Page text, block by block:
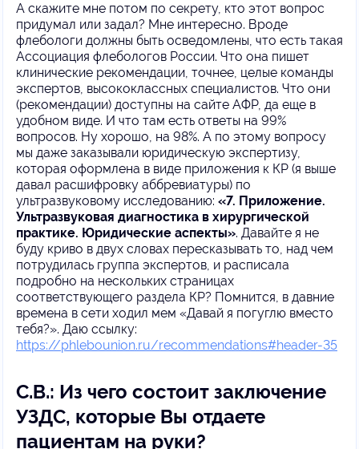
А скажите мне потом по секрету, кто этот вопрос
придумал или задал? Мне интересно. Вроде
флебологи должны быть осведомлены, что есть такая
Ассоциация флебологов России. Что она пишет
клинические рекомендации, точнее, целые команды
экспертов, высококлассных специалистов. Что они
(рекомендации) доступны на сайте АФР, да еще в
удобном виде. И что там есть ответы на 99%
вопросов. Ну хорошо, на 98%. А по этому вопросу
мы даже заказывали юридическую экспертизу,
которая оформлена в виде приложения к КР (я выше
давал расшифровку аббревиатуры) по
ультразвуковому исследованию: «7. Приложение.
Ультразвуковая диагностика в хирургической
практике. Юридические аспекты». Давайте я не
буду криво в двух словах пересказывать то, над чем
потрудилась группа экспертов, и расписала
подробно на нескольких страницах
соответствующего раздела КР? Помнится, в давние
времена в сети ходил мем «Давай я погуглю вместо
тебя?». Даю ссылку:
https://phlebounion.ru/recommendations#header-35
С.В.: Из чего состоит заключение
УЗДС, которые Вы отдаете
пациентам на руки?